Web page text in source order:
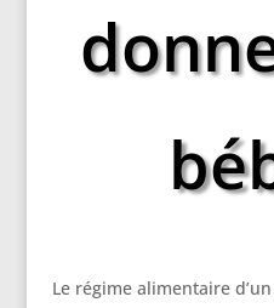
Le régime alimentaire